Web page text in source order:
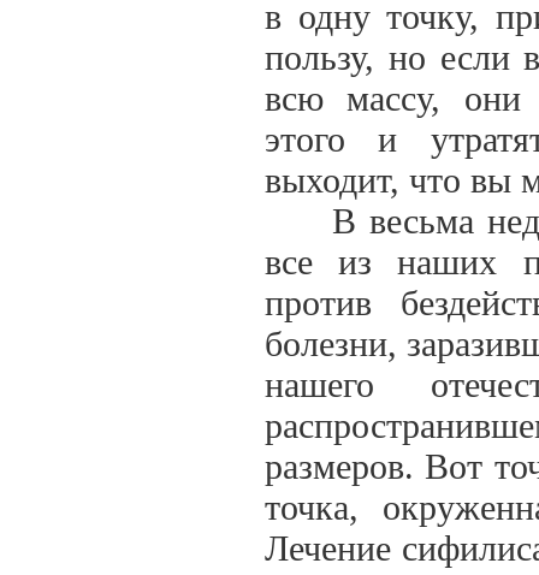
в одну точку,
пользу, но если
всю массу, они
этого и
выходит, что вы
В весьма
все из наших
против
болезни,
нашего
размеров. Вот
точка,
Лечение